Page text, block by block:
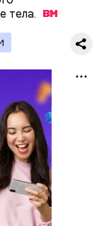
тела.
же
отравить
что
бы сыну. Но
что ранее
на Мутаева
Тогда
в
а боец